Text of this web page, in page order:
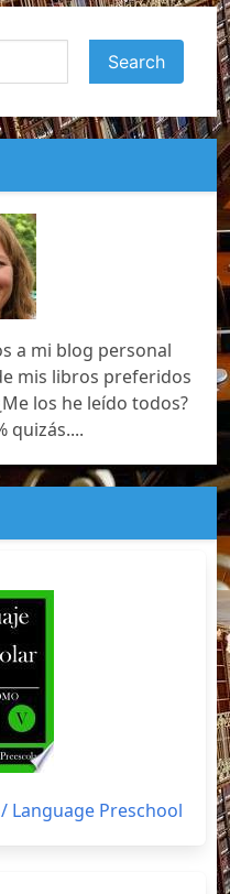
a mi blog personal
mis libros preferidos
los he leído todos?
quizás....
Language Preschool